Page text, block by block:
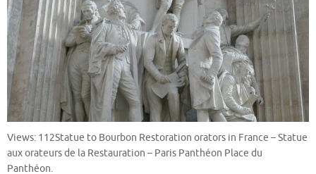
Views: 112Statue to Bourbon Restoration orators in France – Statue
aux orateurs de la Restauration – Paris Panthéon Place du
Panthéon.